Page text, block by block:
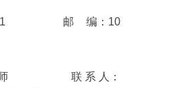
邮 编：10
老师 联 系 人：